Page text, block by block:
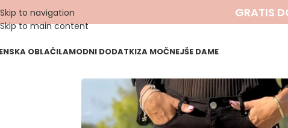
Skip to navigation
Skip to main content
GRATIS
OBLAČILAMODNI DODATKIZA MOČNEJŠE DAME